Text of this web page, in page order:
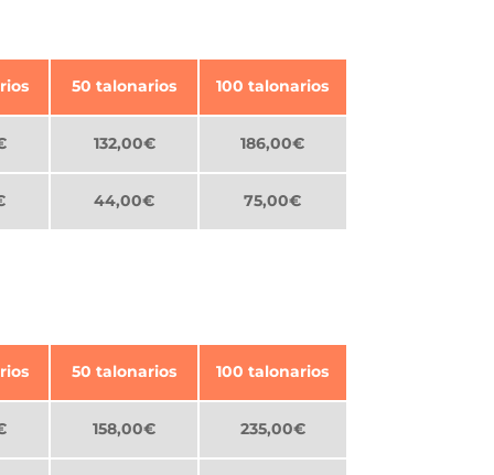
50 talonarios
132,00€
44,00€
100 talonarios
186,00€
75,00€
50 talonarios
158,00€
100 talonarios
235,00€